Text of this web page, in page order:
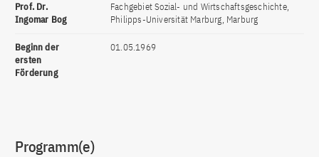
Prof. Dr.
Ingomar Bog
Fachgebiet Sozial- und Wirtschaftsgeschichte,
Philipps-Universität Marburg, Marburg
Beginn der
ersten
Förderung
01.05.1969
Programm(e)